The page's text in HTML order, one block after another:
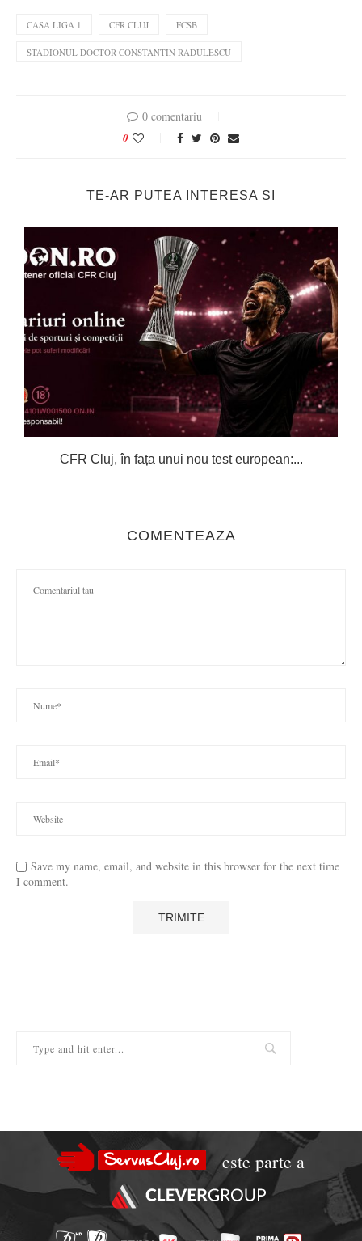
CASA LIGA 1 CFR CLUJ FCSB
STADIONUL DOCTOR CONSTANTIN RADULESCU
0 comentariu
0
TE-AR PUTEA INTERESA SI
CFR Cluj, în fața unui nou test european:...
COMENTEAZA
Save my name, email, and website in this browser for the next time
I comment.
este parte a